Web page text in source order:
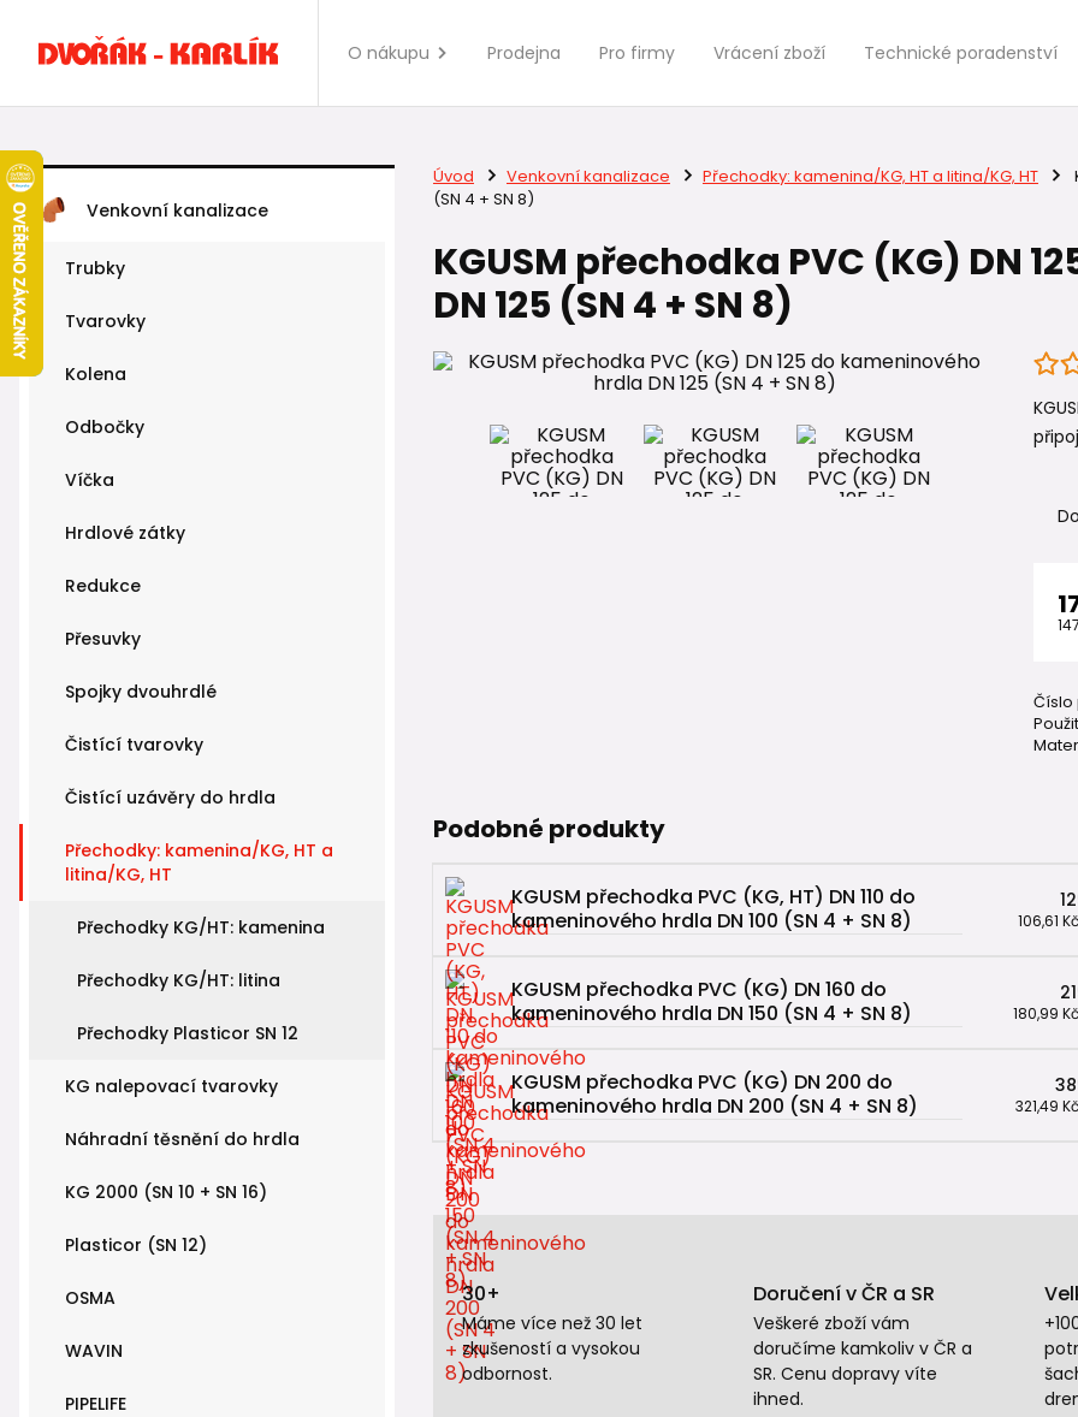
O nákupu Prodejna Pro firmy Vrácení zboží Technické poradenství
Venkovní kanalizace
Trubky
Tvarovky
Kolena
Odbočky
Víčka
Hrdlové zátky
Redukce
Přesuvky
Spojky dvouhrdlé
Čistící tvarovky
Čistící uzávěry do hrdla
Přechodky: kamenina/KG, HT a
litina/KG, HT
Přechodky KG/HT: kamenina
Přechodky KG/HT: litina
Přechodky Plasticor SN 12
KG nalepovací tvarovky
Náhradní těsnění do hrdla
KG 2000 (SN 10 + SN 16)
Plasticor (SN 12)
OSMA
WAVIN
PIPELIFE
Úvod Venkovní kanalizace Přechodky: kamenina/KG, HT a litina/KG, HT
(SN 4 + SN 8)
KGUSM přechodka PVC (KG) DN
DN 125 (SN 4 + SN 8)
Číslo
Podobné produkty
KGUSM přechodka PVC (KG, HT) DN 110 do
kameninového hrdla DN 100 (SN 4 + SN 8)
106,61
KGUSM přechodka PVC (KG) DN 160 do
kameninového hrdla DN 150 (SN 4 + SN 8)
180,99
KGUSM přechodka PVC (KG) DN 200 do
kameninového hrdla DN 200 (SN 4 + SN 8)
321,49
30+
Máme více než 30 let
zkušeností a vysokou
odbornost.
Doručení v ČR a SR
Veškeré zboží vám
doručíme kamkoliv v ČR a
SR. Cenu dopravy víte
ihned.